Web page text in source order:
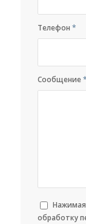
Телефон*
Сообщение*
Нажимая
обработку